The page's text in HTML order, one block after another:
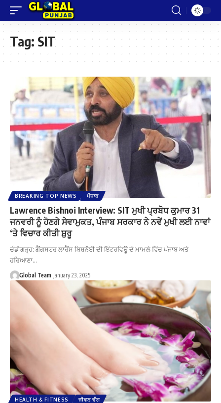
Tag: SIT
BREAKING TOP NEWS ਪੰਜਾਬ
Lawrence Bishnoi Interview: SIT ਮੁਖੀ ਪ੍ਰਬੋਧ ਕੁਮਾਰ 31
ਜਨਵਰੀ ਨੂੰ ਹੋਣਗੇ ਸੇਵਾਮੁਕਤ, ਪੰਜਾਬ ਸਰਕਾਰ ਨੇ ਨਵੇਂ ਮੁਖੀ ਲਈ ਨਾਵਾਂ
‘ਤੇ ਵਿਚਾਰ ਕੀਤੀ ਸ਼ੁਰੂ
ਚੰਡੀਗੜ੍ਹ: ਗੈਂਗਸਟਰ ਲਾਰੈਂਸ ਬਿਸ਼ਨੋਈ ਦੀ ਇੰਟਰਵਿਊ ਦੇ ਮਾਮਲੇ ਵਿੱਚ ਪੰਜਾਬ ਅਤੇ
ਹਰਿਆਣਾ…
Global Team January 23, 2025
HEALTH & FITNESS ਜੀਵਨ ਢੰਗ